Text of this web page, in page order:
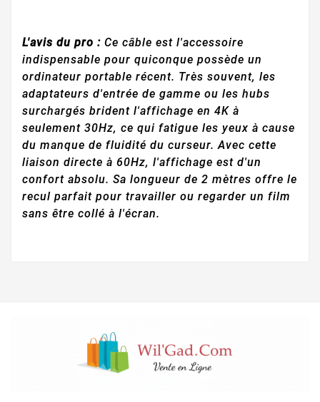
L'avis du pro : Ce câble est l'accessoire
indispensable pour quiconque possède un
ordinateur portable récent. Très souvent, les
adaptateurs d'entrée de gamme ou les hubs
surchargés brident l'affichage en 4K à
seulement 30Hz, ce qui fatigue les yeux à cause
du manque de fluidité du curseur. Avec cette
liaison directe à 60Hz, l'affichage est d'un
confort absolu. Sa longueur de 2 mètres offre le
recul parfait pour travailler ou regarder un film
sans être collé à l'écran.